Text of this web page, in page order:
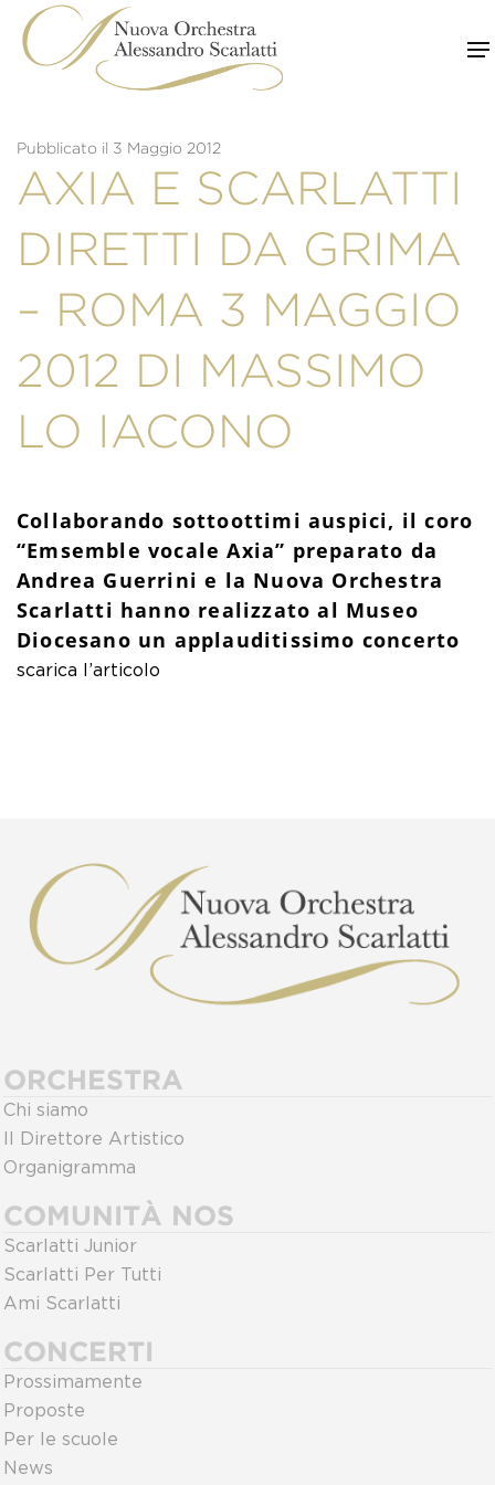
content
Pubblicato il 3 Maggio 2012
AXIA E SCARLATTI
DIRETTI DA GRIMA
– ROMA 3 MAGGIO
2012 DI MASSIMO
LO IACONO
Collaborando sottoottimi auspici, il coro
“Emsemble vocale Axia” preparato da
Andrea Guerrini e la Nuova Orchestra
Scarlatti hanno realizzato al Museo
Diocesano un applauditissimo concerto
scarica l’articolo
ORCHESTRA
Chi siamo
Il Direttore Artistico
Organigramma
COMUNITÀ NOS
Scarlatti Junior
Scarlatti Per Tutti
Ami Scarlatti
CONCERTI
Prossimamente
Proposte
Per le scuole
News